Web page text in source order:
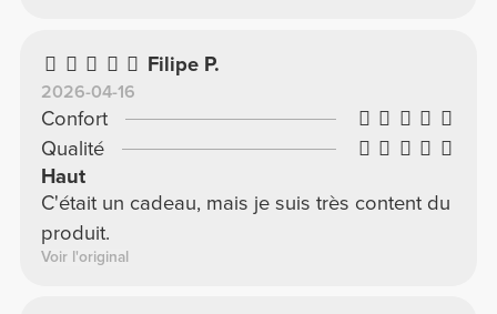
Filipe P.
2026-04-16
Confort
Qualité
Haut
C'était un cadeau, mais je suis très content du
produit.
Voir l'original